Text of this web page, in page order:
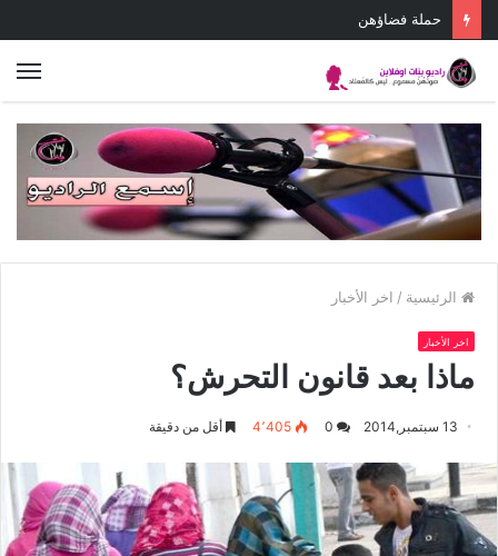
حملة فضاؤهن
الرئيسية / اخر الأخبار
اخر الأخبار
ماذا بعد قانون التحرش؟
13 سبتمبر,2014 0 4٬405 أقل من دقيقة